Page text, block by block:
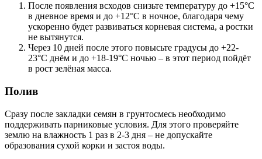
После появления всходов снизьте температуру до +15°C
в дневное время и до +12°C в ночное, благодаря чему
ускоренно будет развиваться корневая система, а ростки
не вытянутся.
Через 10 дней после этого повысьте градусы до +22-
23°C днём и до +18-19°C ночью – в этот период пойдёт
в рост зелёная масса.
Полив
Сразу после закладки семян в грунтосмесь необходимо
поддерживать парниковые условия. Для этого проверяйте
землю на влажность 1 раз в 2-3 дня – не допускайте
образования сухой корки и застоя воды.